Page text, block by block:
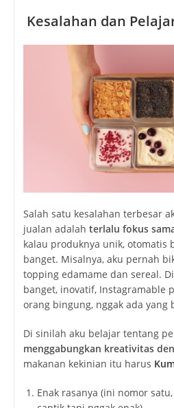
Kesalahan dan
Salah satu kesalahan terbesar
jualan adalah terlalu fokus
kalau produknya unik, otomatis
banget. Misalnya, aku pernah
topping edamame dan sereal.
banget, inovatif, Instagramable
orang bingung, nggak ada yang
Di sinilah aku belajar tentang
menggabungkan kreativitas
makanan kekinian itu harus
Enak rasanya (ini nomor